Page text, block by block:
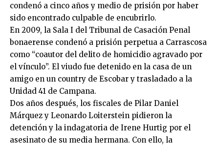
condenó a cinco años y medio de prisión por haber
sido encontrado culpable de encubrirlo.
En 2009, la Sala I del Tribunal de Casación Penal
bonaerense condenó a prisión perpetua a Carrascosa
como “coautor del delito de homicidio agravado por
el vínculo”. El viudo fue detenido en la casa de un
amigo en un country de Escobar y trasladado a la
Unidad 41 de Campana.
Dos años después, los fiscales de Pilar Daniel
Márquez y Leonardo Loiterstein pidieron la
detención y la indagatoria de Irene Hurtig por el
asesinato de su media hermana. Con ello, la